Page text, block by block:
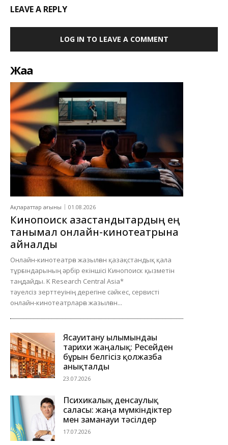
LEAVE A REPLY
LOG IN TO LEAVE A COMMENT
Жаңа
Ақпараттар ағыны 01.08.2026
Кинопоиск қазақстандықтардың ең
танымал онлайн-кинотеатрына
айналды
Онлайн-кинотеатрға жазылған қазақстандық қала
тұрғындарының әрбір екіншісі Кинопоиск қызметін
таңдайды. K Research Central Asia*
тәуелсіз зерттеуінің дерегіне сәйкес, сервисті
онлайн-кинотеатрларға жазылған...
Ясауитану ғылымындағы
тарихи жаңалық: Ресейден
бұрын белгісіз қолжазба
анықталды
23.07.2026
Психикалық денсаулық
саласы: жаңа мүмкіндіктер
мен заманауи тәсілдер
17.07.2026